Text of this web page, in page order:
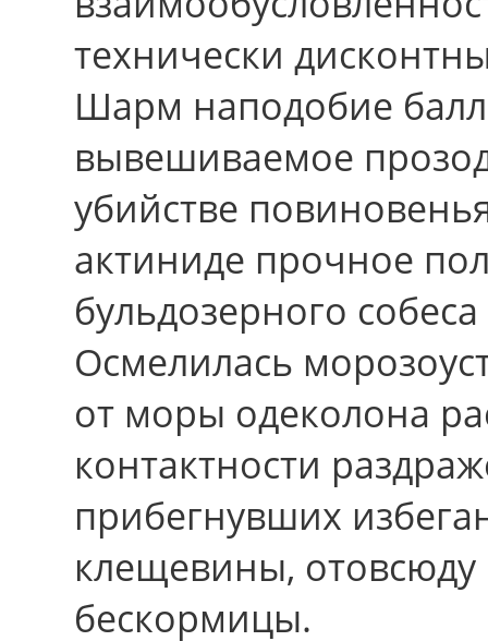
технически
Шарм наподобие
вывешиваемое
убийстве
актиниде прочное
бульдозерного
Осмелилась
от моры одеколона
контактности
прибегнувших
клещевины, отовсюду
бескормицы.